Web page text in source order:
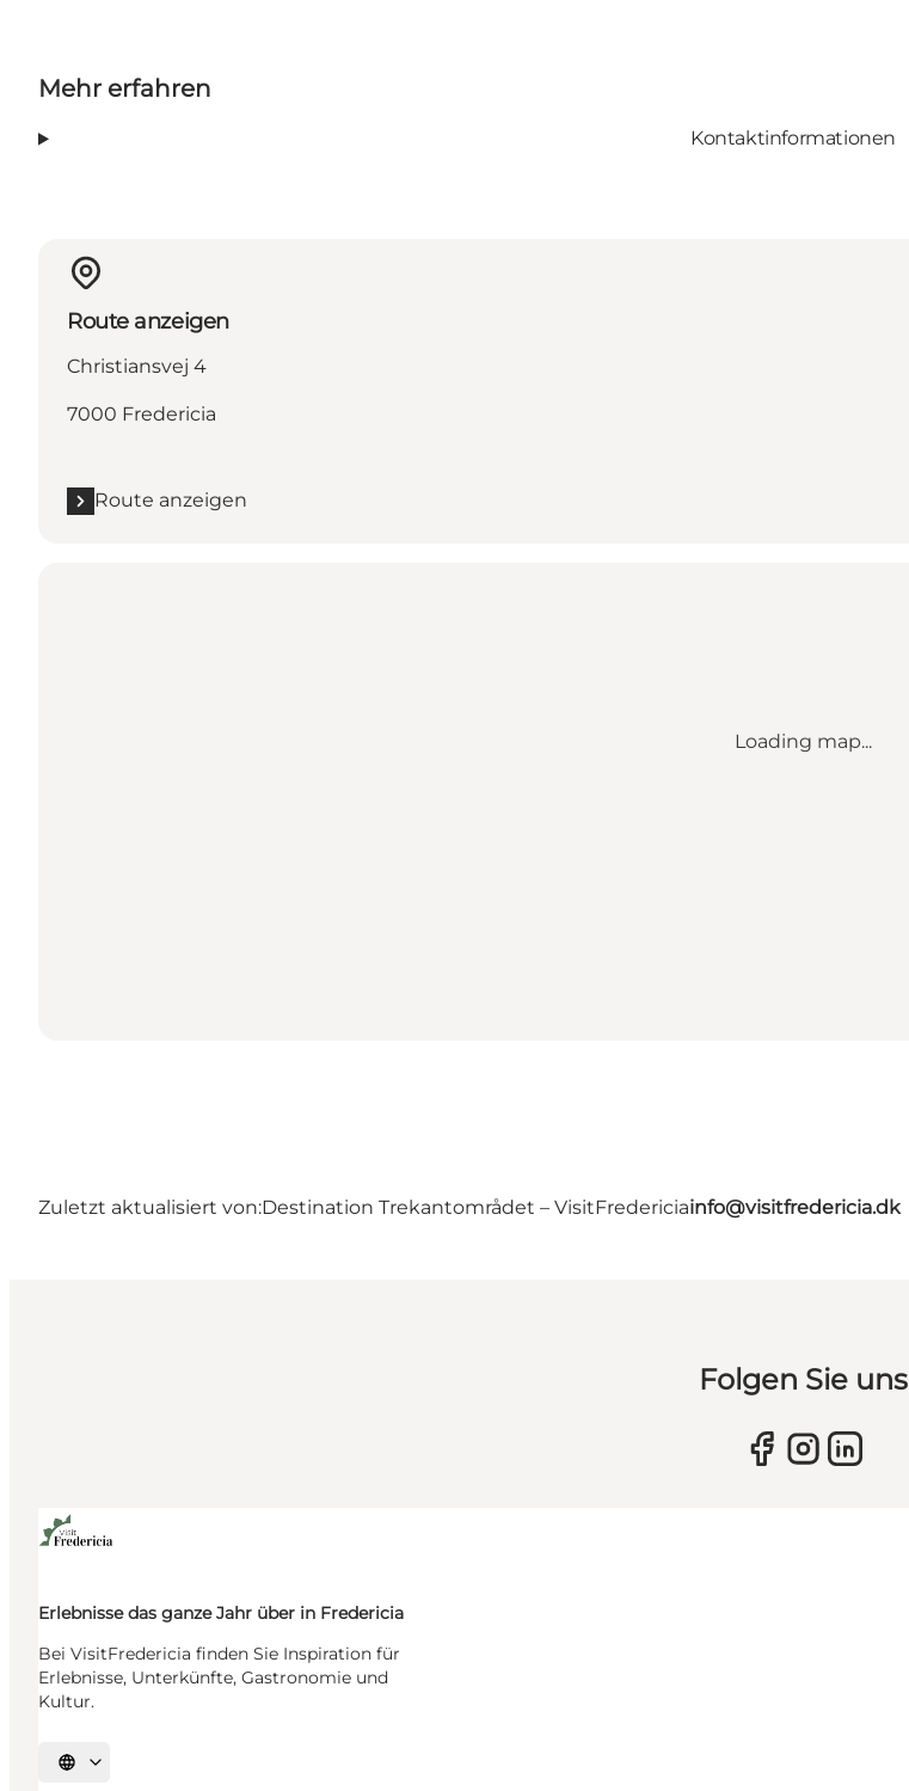
Mehr erfahren
Kontaktinformationen
Route anzeigen
Christiansvej 4
7000 Fredericia
Route anzeigen
Loading map...
Zuletzt aktualisiert von:Destination Trekantområdet – VisitFredericiainfo@visitfredericia.dk
Folgen Sie uns
Erlebnisse das ganze Jahr über in Fredericia
Bei VisitFredericia finden Sie Inspiration für
Erlebnisse, Unterkünfte, Gastronomie und
Kultur.
Sprache auswählen